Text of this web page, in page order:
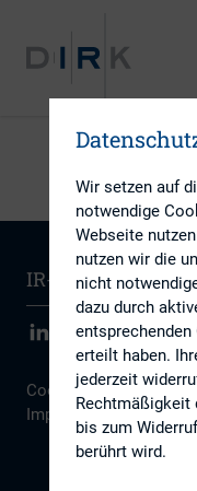
IR-Wissen
Cookie Einstellungen
Impressum
Wir setzen auf
notwendige
Webseite
nutzen wir die
nicht
dazu durch
erteilt haben.
jederzeit
Rechtmäßigkeit
bis zum
berührt wird.